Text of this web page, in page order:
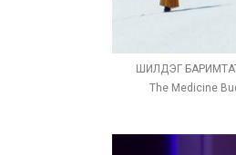
ШИЛДЭГ
The Medicine